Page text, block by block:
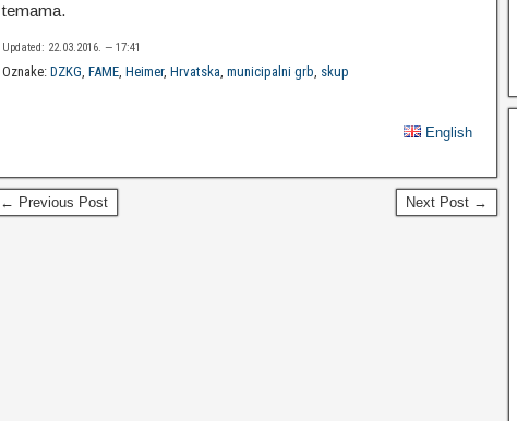
temama.
Updated: 22.03.2016. — 17:41
Oznake: DZKG, FAME, Heimer, Hrvatska, municipalni grb, skup
English
← Previous Post Next Post →